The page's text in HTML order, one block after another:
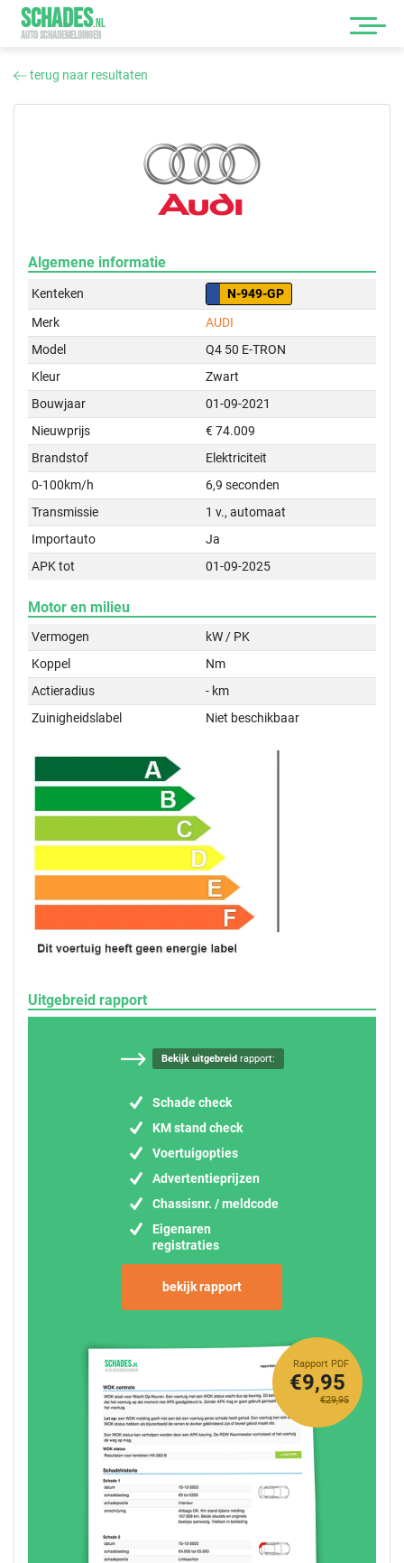
SCHADES.NL
AUTO SCHADEMELDINGEN
terug naar resultaten
Algemene informatie
Kenteken
N-949-GP
Merk
AUDI
Model
Q4 50 E-TRON
Kleur
Zwart
Bouwjaar
01-09-2021
Nieuwprijs
€ 74.009
Brandstof
Elektriciteit
0-100km/h
6,9 seconden
Transmissie
1 v., automaat
Importauto
Ja
APK tot
01-09-2025
Motor en milieu
Vermogen
kW / PK
Koppel
Nm
Actieradius
- km
Zuinigheidslabel
Niet beschikbaar
Uitgebreid rapport
Bekijk uitgebreidrapport:
Schade check
KM stand check
Voertuigopties
Advertentieprijzen
Chassisnr. / meldcode
Eigenaren
registraties
bekijk rapport
Rapport PDF
€29,95
€9,95